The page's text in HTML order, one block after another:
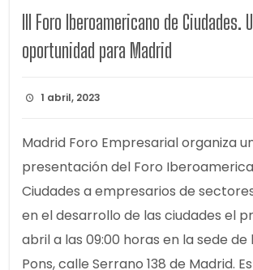
III Foro Iberoamericano de Ciudades.
oportunidad para Madrid
1 abril, 2023
Madrid Foro Empresarial organiza
presentación del Foro
Ciudades a empresarios de
en el desarrollo de las ciudades el
abril a las 09:00 horas en la sede de
Pons, calle Serrano 138 de Madrid.